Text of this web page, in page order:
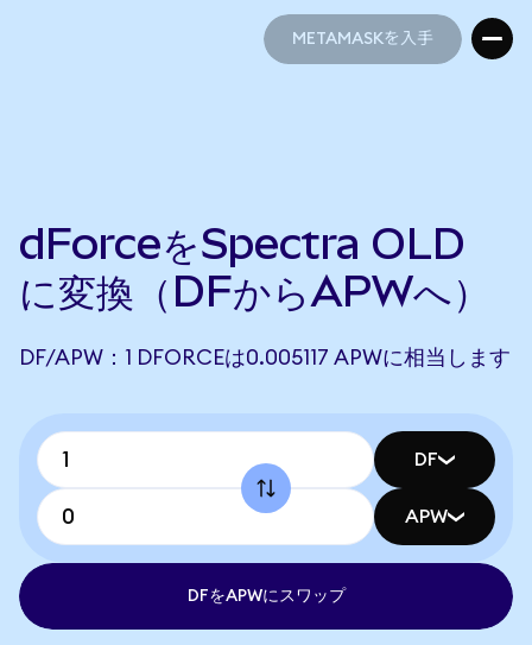
METAMASKを入手
dForceをSpectra OLD
に変換（DFからAPWへ）
DF/APW：1 DFORCEは0.005117 APWに相当します
DF
APW
DFをAPWにスワップ